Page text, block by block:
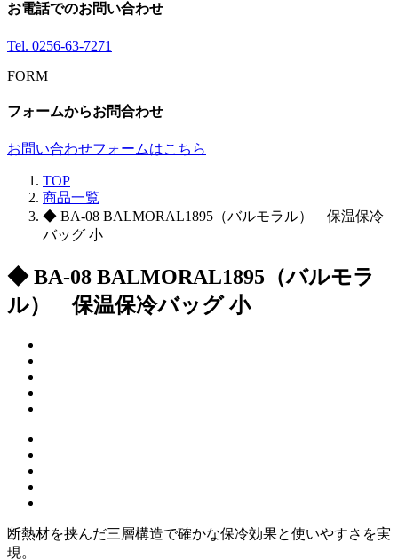
お電話でのお問い合わせ
Tel. 0256-63-7271
FORM
フォームからお問合わせ
お問い合わせフォームはこちら
TOP
商品一覧
◆ BA-08 BALMORAL1895（バルモラル） 保温保冷
バッグ 小
◆ BA-08 BALMORAL1895（バルモラ
ル） 保温保冷バッグ 小
断熱材を挟んだ三層構造で確かな保冷効果と使いやすさを実
現。